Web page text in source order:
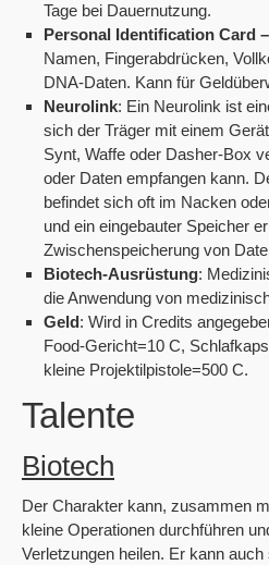
Tage bei Dauernutzung.
Personal Identification Card
Namen, Fingerabdrücken,
DNA-Daten. Kann für
Neurolink: Ein Neurolink ist
sich der Träger mit einem
Synt, Waffe oder Dasher-Box
oder Daten empfangen kann.
befindet sich oft im Nacken
und ein eingebauter Speicher
Zwischenspeicherung von
Biotech-Ausrüstung:
die Anwendung von
Geld: Wird in Credits
Food-Gericht=10 C,
kleine Projektilpistole=500 C.
Talente
Biotech
Der Charakter kann, zusammen
kleine Operationen durchführen
Verletzungen heilen. Er kann